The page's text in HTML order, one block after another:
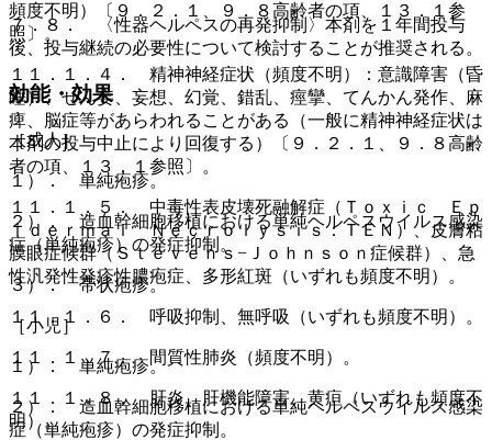
頻度不明）〔９．２．１、９．８高齢者の項、１３．１参
照〕。
１１．１．４． 精神神経症状（頻度不明）：意識障害（昏
睡）、せん妄、妄想、幻覚、錯乱、痙攣、てんかん発作、麻
痺、脳症等があらわれることがある（一般に精神神経症状は
本剤の投与中止により回復する）〔９．２．１、９．８高齢
者の項、１３．１参照〕。
１１．１．５． 中毒性表皮壊死融解症（Ｔｏｘｉｃ Ｅｐ
ｉｄｅｒｍａｌ Ｎｅｃｒｏｌｙｓｉｓ：ＴＥＮ）、皮膚粘
膜眼症候群（Ｓｔｅｖｅｎｓ−Ｊｏｈｎｓｏｎ症候群）、急
性汎発性発疹性膿疱症、多形紅斑（いずれも頻度不明）。
１１．１．６． 呼吸抑制、無呼吸（いずれも頻度不明）。
１１．１．７． 間質性肺炎（頻度不明）。
１１．１．８． 肝炎、肝機能障害、黄疸（いずれも頻度不
明）。
７．８． 〈性器ヘルペスの再発抑制〉本剤を１年間投与
後、投与継続の必要性について検討することが推奨される。
効能・効果
［成人］
１）． 単純疱疹。
２）． 造血幹細胞移植における単純ヘルペスウイルス感染
症（単純疱疹）の発症抑制。
３）． 帯状疱疹。
［小児］
１）． 単純疱疹。
２）． 造血幹細胞移植における単純ヘルペスウイルス感染
症（単純疱疹）の発症抑制。